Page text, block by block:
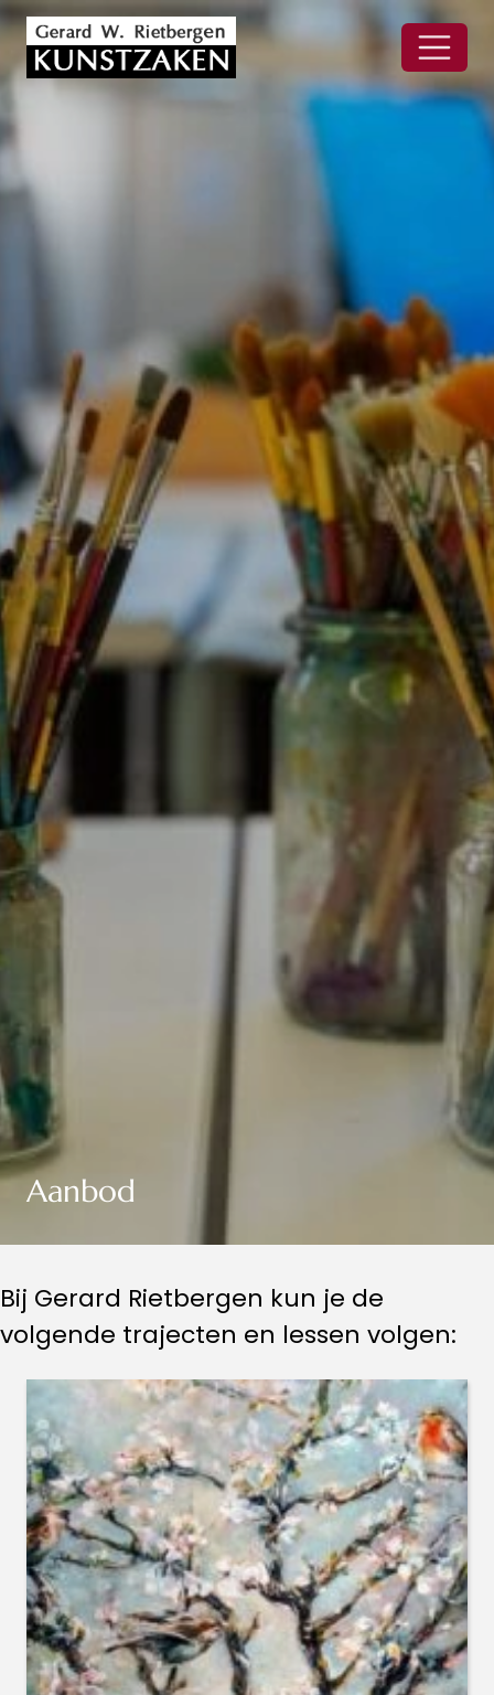
Aanbod
Bij Gerard Rietbergen kun je de
volgende trajecten en lessen volgen: